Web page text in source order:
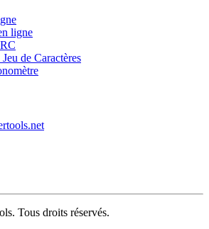
ligne
de Caractères
Tous droits réservés.